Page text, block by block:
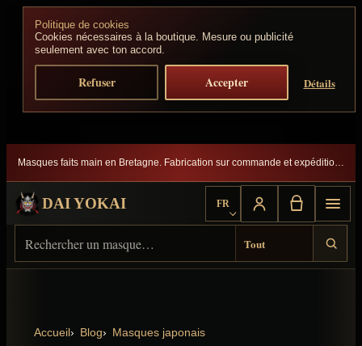
Politique de cookies
Cookies nécessaires à la boutique. Mesure ou publicité
seulement avec ton accord.
Refuser Accepter Détails
Aller au contenu
Masques faits main en Bretagne. Fabrication sur commande et expédition suivie.
DAI YOKAI FR
Choisir la langue
Accueil Blog Masques japonais